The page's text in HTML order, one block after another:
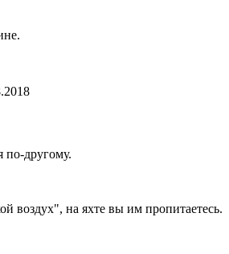
по-другому.
воздух", на яхте вы им пропитаетесь.